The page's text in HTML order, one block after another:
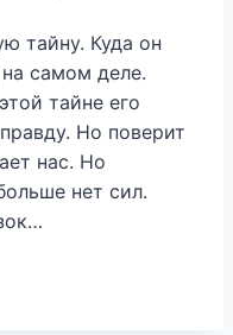
тайну. Куда он
самом деле.
тайне его
Но поверит
нас. Но
нет сил.